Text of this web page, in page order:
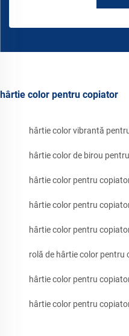
hârtie color pentru copiator
hârtie color vibrantă
hârtie color de birou
hârtie color pentru
hârtie color pentru
hârtie color pentru
rolă de hârtie color pentru
hârtie color pentru
hârtie color pentru